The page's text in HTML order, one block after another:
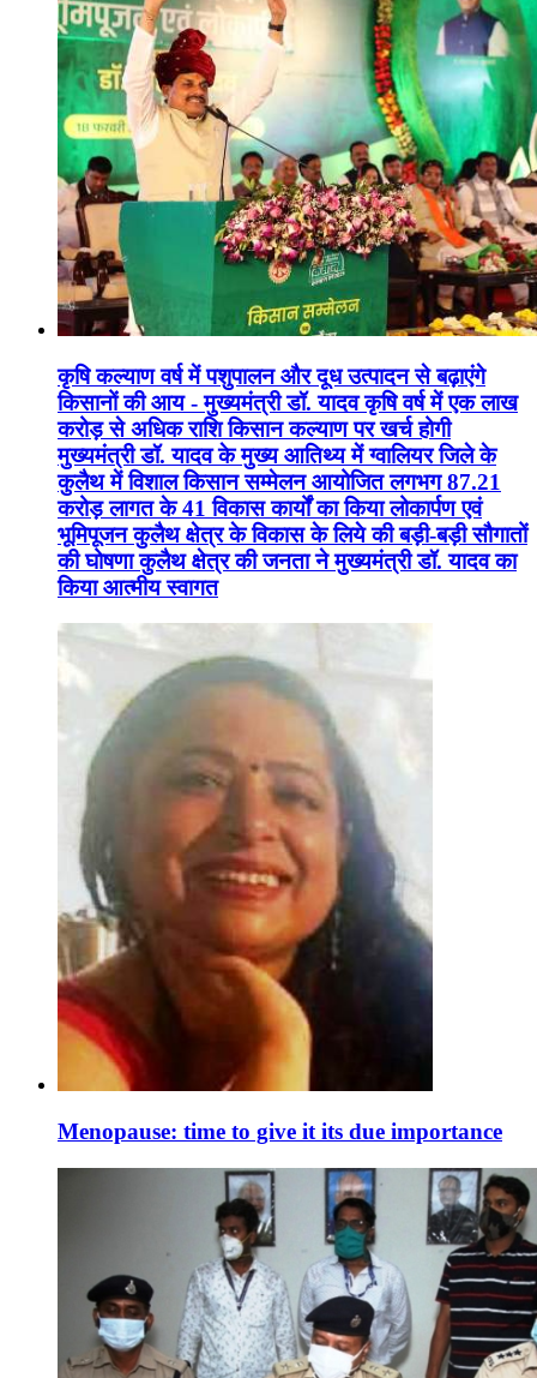
कृषि कल्याण वर्ष में पशुपालन और दूध उत्पादन से बढ़ाएंगे
किसानों की आय - मुख्यमंत्री डॉ. यादव कृषि वर्ष में एक लाख
करोड़ से अधिक राशि किसान कल्याण पर खर्च होगी
मुख्यमंत्री डॉ. यादव के मुख्य आतिथ्य में ग्वालियर जिले के
कुलैथ में विशाल किसान सम्मेलन आयोजित लगभग 87.21
करोड़ लागत के 41 विकास कार्यों का किया लोकार्पण एवं
भूमिपूजन कुलैथ क्षेत्र के विकास के लिये की बड़ी-बड़ी सौगातों
की घोषणा कुलैथ क्षेत्र की जनता ने मुख्यमंत्री डॉ. यादव का
किया आत्मीय स्वागत
Menopause: time to give it its due importance